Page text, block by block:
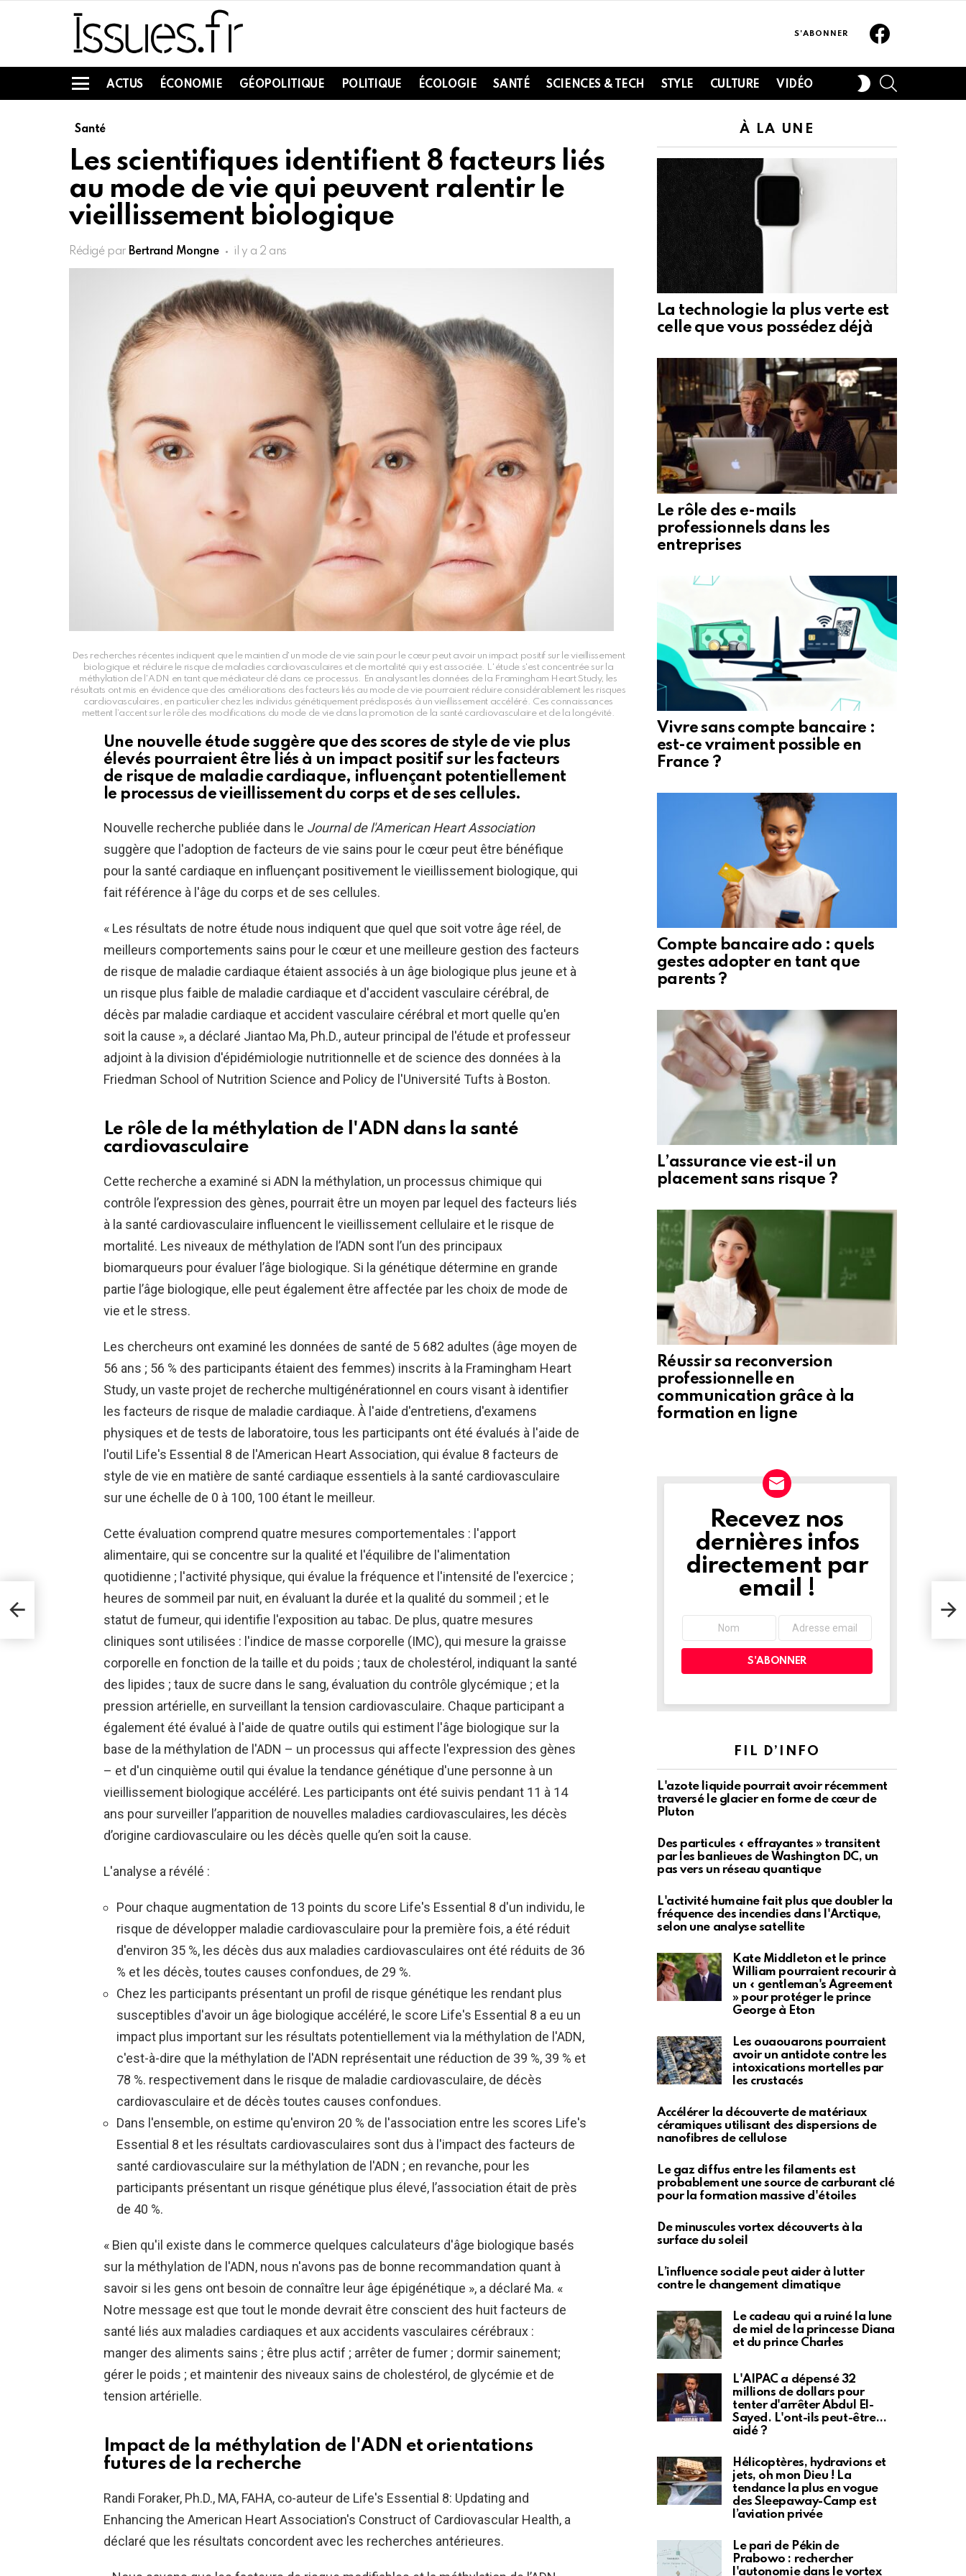
S'ABONNER
Menu
ACTUS ÉCONOMIE GÉOPOLITIQUE POLITIQUE ÉCOLOGIE SANTÉ SCIENCES & TECH STYLE CULTURE VIDÉO
SWITCH
SKIN
Santé
Les scientifiques identifient 8 facteurs liés
au mode de vie qui peuvent ralentir le
vieillissement biologique
Rédigé par Bertrand Mongne il y a 2 ans
Des recherches récentes indiquent que le maintien d'un mode de vie sain pour le cœur peut avoir un impact positif sur le vieillissement
biologique et réduire le risque de maladies cardiovasculaires et de mortalité qui y est associée. L'étude s'est concentrée sur la
méthylation de l'ADN en tant que médiateur clé dans ce processus. En analysant les données de la Framingham Heart Study, les
résultats ont mis en évidence que des améliorations des facteurs liés au mode de vie pourraient réduire considérablement les risques
cardiovasculaires, en particulier chez les individus génétiquement prédisposés à un vieillissement accéléré. Ces connaissances
mettent l’accent sur le rôle des modifications du mode de vie dans la promotion de la santé cardiovasculaire et de la longévité.
Une nouvelle étude suggère que des scores de style de vie plus
élevés pourraient être liés à un impact positif sur les facteurs
de risque de maladie cardiaque, influençant potentiellement
le processus de vieillissement du corps et de ses cellules.
Nouvelle recherche publiée dans le Journal de l'American Heart Association
suggère que l'adoption de facteurs de vie sains pour le cœur peut être bénéfique
pour la santé cardiaque en influençant positivement le vieillissement biologique, qui
fait référence à l'âge du corps et de ses cellules.
« Les résultats de notre étude nous indiquent que quel que soit votre âge réel, de
meilleurs comportements sains pour le cœur et une meilleure gestion des facteurs
de risque de maladie cardiaque étaient associés à un âge biologique plus jeune et à
un risque plus faible de maladie cardiaque et d'accident vasculaire cérébral, de
décès par maladie cardiaque et accident vasculaire cérébral et mort quelle qu'en
soit la cause », a déclaré Jiantao Ma, Ph.D., auteur principal de l'étude et professeur
adjoint à la division d'épidémiologie nutritionnelle et de science des données à la
Friedman School of Nutrition Science and Policy de l'Université Tufts à Boston.
Le rôle de la méthylation de l'ADN dans la santé
cardiovasculaire
Cette recherche a examiné si ADN la méthylation, un processus chimique qui
contrôle l’expression des gènes, pourrait être un moyen par lequel des facteurs liés
à la santé cardiovasculaire influencent le vieillissement cellulaire et le risque de
mortalité. Les niveaux de méthylation de l’ADN sont l’un des principaux
biomarqueurs pour évaluer l’âge biologique. Si la génétique détermine en grande
partie l’âge biologique, elle peut également être affectée par les choix de mode de
vie et le stress.
Les chercheurs ont examiné les données de santé de 5 682 adultes (âge moyen de
56 ans ; 56 % des participants étaient des femmes) inscrits à la Framingham Heart
Study, un vaste projet de recherche multigénérationnel en cours visant à identifier
les facteurs de risque de maladie cardiaque. À l'aide d'entretiens, d'examens
physiques et de tests de laboratoire, tous les participants ont été évalués à l'aide de
l'outil Life's Essential 8 de l'American Heart Association, qui évalue 8 facteurs de
style de vie en matière de santé cardiaque essentiels à la santé cardiovasculaire
sur une échelle de 0 à 100, 100 étant le meilleur.
Cette évaluation comprend quatre mesures comportementales : l'apport
alimentaire, qui se concentre sur la qualité et l'équilibre de l'alimentation
quotidienne ; l'activité physique, qui évalue la fréquence et l'intensité de l'exercice ;
heures de sommeil par nuit, en évaluant la durée et la qualité du sommeil ; et le
statut de fumeur, qui identifie l'exposition au tabac. De plus, quatre mesures
cliniques sont utilisées : l'indice de masse corporelle (IMC), qui mesure la graisse
corporelle en fonction de la taille et du poids ; taux de cholestérol, indiquant la santé
des lipides ; taux de sucre dans le sang, évaluation du contrôle glycémique ; et la
pression artérielle, en surveillant la tension cardiovasculaire. Chaque participant a
également été évalué à l'aide de quatre outils qui estiment l'âge biologique sur la
base de la méthylation de l'ADN – un processus qui affecte l'expression des gènes
– et d'un cinquième outil qui évalue la tendance génétique d'une personne à un
vieillissement biologique accéléré. Les participants ont été suivis pendant 11 à 14
ans pour surveiller l’apparition de nouvelles maladies cardiovasculaires, les décès
d’origine cardiovasculaire ou les décès quelle qu’en soit la cause.
L'analyse a révélé :
Pour chaque augmentation de 13 points du score Life's Essential 8 d'un individu, le
risque de développer maladie cardiovasculaire pour la première fois, a été réduit
d'environ 35 %, les décès dus aux maladies cardiovasculaires ont été réduits de 36
% et les décès, toutes causes confondues, de 29 %.
Chez les participants présentant un profil de risque génétique les rendant plus
susceptibles d'avoir un âge biologique accéléré, le score Life's Essential 8 a eu un
impact plus important sur les résultats potentiellement via la méthylation de l'ADN,
c'est-à-dire que la méthylation de l'ADN représentait une réduction de 39 %, 39 % et
78 %. respectivement dans le risque de maladie cardiovasculaire, de décès
cardiovasculaire et de décès toutes causes confondues.
Dans l'ensemble, on estime qu'environ 20 % de l'association entre les scores Life's
Essential 8 et les résultats cardiovasculaires sont dus à l'impact des facteurs de
santé cardiovasculaire sur la méthylation de l'ADN ; en revanche, pour les
participants présentant un risque génétique plus élevé, l’association était de près
de 40 %.
« Bien qu'il existe dans le commerce quelques calculateurs d'âge biologique basés
sur la méthylation de l'ADN, nous n'avons pas de bonne recommandation quant à
savoir si les gens ont besoin de connaître leur âge épigénétique », a déclaré Ma. «
Notre message est que tout le monde devrait être conscient des huit facteurs de
santé liés aux maladies cardiaques et aux accidents vasculaires cérébraux :
manger des aliments sains ; être plus actif ; arrêter de fumer ; dormir sainement;
gérer le poids ; et maintenir des niveaux sains de cholestérol, de glycémie et de
tension artérielle.
Impact de la méthylation de l'ADN et orientations
futures de la recherche
Randi Foraker, Ph.D., MA, FAHA, co-auteur de Life's Essential 8: Updating and
Enhancing the American Heart Association's Construct of Cardiovascular Health, a
déclaré que les résultats concordent avec les recherches antérieures.
À LA UNE
La technologie la plus verte est
celle que vous possédez déjà
Le rôle des e-mails
professionnels dans les
entreprises
Vivre sans compte bancaire :
est-ce vraiment possible en
France ?
Compte bancaire ado : quels
gestes adopter en tant que
parents ?
L’assurance vie est-il un
placement sans risque ?
Réussir sa reconversion
professionnelle en
communication grâce à la
formation en ligne
NEWSLETTER
Recevez nos
dernières infos
directement par
email !
FIL D’INFO
L'azote liquide pourrait avoir récemment
traversé le glacier en forme de cœur de
Pluton
Des particules « effrayantes » transitent
par les banlieues de Washington DC, un
pas vers un réseau quantique
L'activité humaine fait plus que doubler la
fréquence des incendies dans l'Arctique,
selon une analyse satellite
Kate Middleton et le prince
William pourraient recourir à
un « gentleman's Agreement
» pour protéger le prince
George à Eton
Les ouaouarons pourraient
avoir un antidote contre les
intoxications mortelles par
les crustacés
Accélérer la découverte de matériaux
céramiques utilisant des dispersions de
nanofibres de cellulose
Le gaz diffus entre les filaments est
probablement une source de carburant clé
pour la formation massive d'étoiles
De minuscules vortex découverts à la
surface du soleil
L’influence sociale peut aider à lutter
contre le changement climatique
Le cadeau qui a ruiné la lune
de miel de la princesse Diana
et du prince Charles
L'AIPAC a dépensé 32
millions de dollars pour
tenter d'arrêter Abdul El-
Sayed. L'ont-ils peut-être…
aidé ?
Hélicoptères, hydravions et
jets, oh mon Dieu ! La
tendance la plus en vogue
des Sleepaway-Camp est
l’aviation privée
Le pari de Pékin de
Prabowo : rechercher
l'autonomie dans le vortex